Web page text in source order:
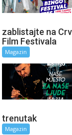
zablistajte na
Film Festivala
Magazin
trenutak
Magazin